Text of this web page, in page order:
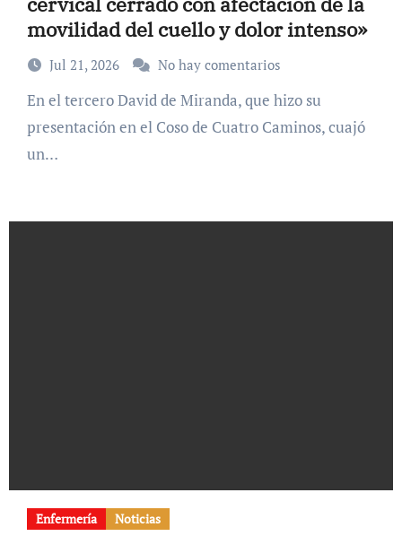
movilidad del cuello y dolor intenso»
Jul 21, 2026 No hay comentarios
En el tercero David de Miranda, que hizo su
presentación en el Coso de Cuatro Caminos, cuajó
un…
Enfermería Noticias